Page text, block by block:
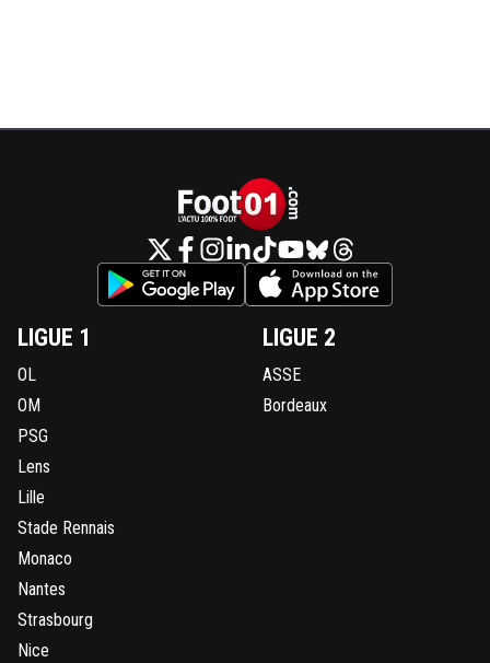
LIGUE 1
OL
OM
PSG
Lens
Lille
Stade Rennais
Monaco
Nantes
Strasbourg
Nice
LIGUE 2
ASSE
Bordeaux